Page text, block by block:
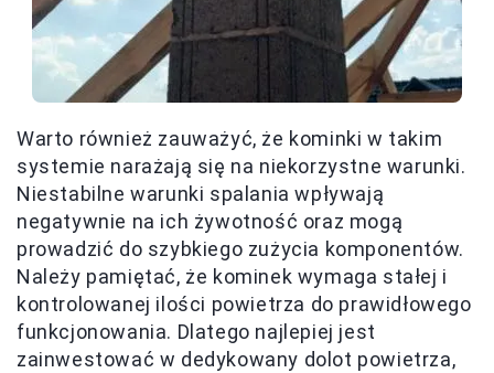
Warto również zauważyć, że kominki w takim
systemie narażają się na niekorzystne warunki.
Niestabilne warunki spalania wpływają
negatywnie na ich żywotność oraz mogą
prowadzić do szybkiego zużycia komponentów.
Należy pamiętać, że kominek wymaga stałej i
kontrolowanej ilości powietrza do prawidłowego
funkcjonowania. Dlatego najlepiej jest
zainwestować w dedykowany dolot powietrza,